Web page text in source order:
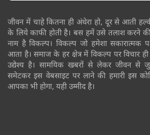
जीवन में चाहे कितना ही अंधेरा हो, दूर से आती
के लिये काफी होती है। बस हमें उसे तलाश करने
नाम है विकल्प। विकल्प जो हमेशा सकारात्मक
आता है। समाज के हर क्षेत्र में विकल्प पर विचार
उद्येश्य है। सामयिक खबरों से लेकर जीवन से
समेटकर इस वेबसाइट पर लाने की हमारी इस
आपका भी होगा, यही उम्मीद है।